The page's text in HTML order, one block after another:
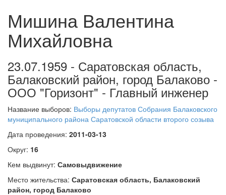
Мишина Валентина
Михайловна
23.07.1959 - Саратовская область,
Балаковский район, город Балаково -
ООО "Горизонт" - Главный инженер
Название выборов: Выборы депутатов Собрания Балаковского
муниципального района Саратовской области второго созыва
Дата проведения: 2011-03-13
Округ: 16
Кем выдвинут: Самовыдвижение
Место жительства: Саратовская область, Балаковский
район, город Балаково